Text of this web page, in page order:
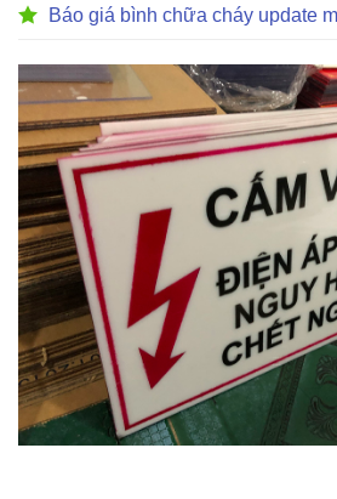
Báo giá bình chữa cháy update